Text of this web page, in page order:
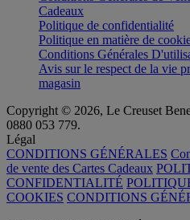
Cadeaux
Politique de confidentialité
Politique en matière de
Conditions Générales
Avis sur le respect de la vie
magasin
Copyright © 2026, Le Creuset
0880 053 779.
Légal
CONDITIONS GÉNÉRALES
de vente des Cartes Cadeaux
CONFIDENTIALITÉ
COOKIES CONDITIONS